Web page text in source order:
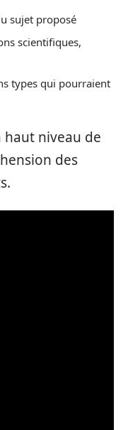
sujet proposé
scientifiques,
types qui pourraient
niveau de
des